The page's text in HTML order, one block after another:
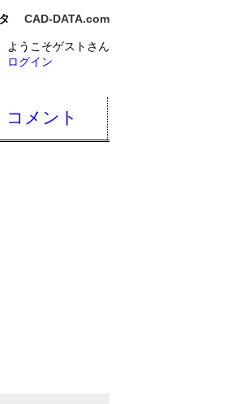
CAD-DATA.com
ようこそゲストさん
ログイン
コメント